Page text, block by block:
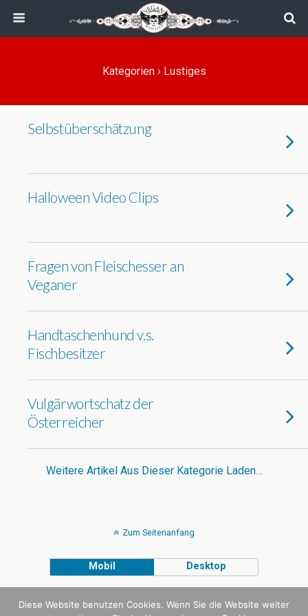
Kategorien › Lustiges
Selbstüberschätzung
Halloween Video Clips
Fragen von Fleischesser an
Veganer
Handtaschenhund v.s.
Fischbesitzer
Vulgärwortschatz der
Österreicher
Weitere Artikel Aus Dieser Kategorie Laden…
Zum Seitenanfang
Mobil Desktop
Diese Website benutzen Cookies. Wenn Sie die Website weiter